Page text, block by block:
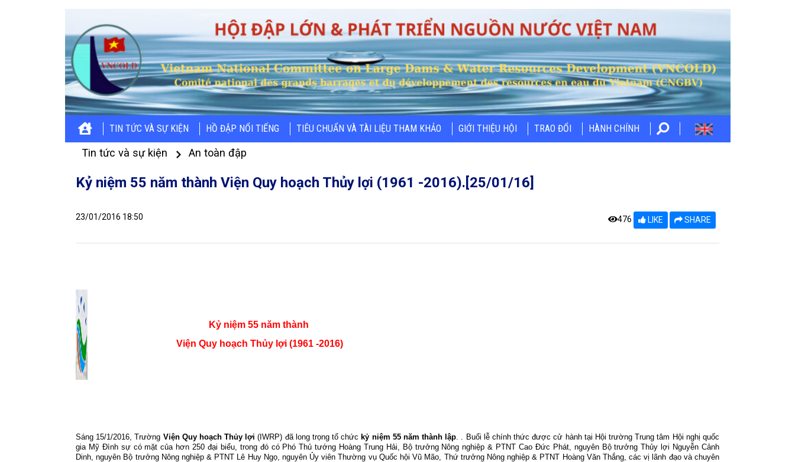
TIN TỨC VÀ SỰ KIỆN HỒ ĐẬP NỔI TIẾNG TIÊU CHUẨN VÀ TÀI LIỆU THAM KHẢO GIỚI THIỆU HỘI TRAO ĐỔI HÀNH CHÍNH
Tin tức và sự kiện An toàn đập
Kỷ niệm 55 năm thành Viện Quy hoạch Thủy lợi (1961 -2016).[25/01/16]
23/01/2016 18:50 476 LIKE SHARE
Kỷ niệm 55 năm thành
Viện Quy hoạch Thủy lợi (1961 -2016)
Sáng 15/1/2016, Trường Viện Quy hoạch Thủy lợi (IWRP) đã long trọng tổ chức kỷ niệm 55 năm thành lập. . Buổi lễ chính thức được cử hành tại Hội trường Trung tâm Hội nghị quốc
gia Mỹ Đình sự có mặt của hơn 250 đại biểu, trong đó có Phó Thủ tướng Hoàng Trung Hải, Bộ trưởng Nông nghiệp & PTNT Cao Đức Phát, nguyên Bộ trưởng Thủy lợi Nguyễn Cảnh
Dinh, nguyên Bộ trưởng Nông nghiệp & PTNT Lê Huy Ngọ, nguyên Ủy viên Thường vụ Quốc hội Vũ Mão, Thứ trưởng Nông nghiệp & PTNT Hoàng Văn Thắng, các vị lãnh đạo và chuyên